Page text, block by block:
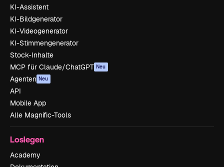
KI-Assistent
KI-Bildgenerator
KI-Videogenerator
KI-Stimmengenerator
Stock-Inhalte
MCP für Claude/ChatGPT Neu
Agenten Neu
API
Mobile App
Alle Magnific-Tools
Loslegen
Academy